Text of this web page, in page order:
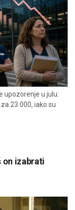
upozorenje u julu:
23.000, iako su
on izabrati